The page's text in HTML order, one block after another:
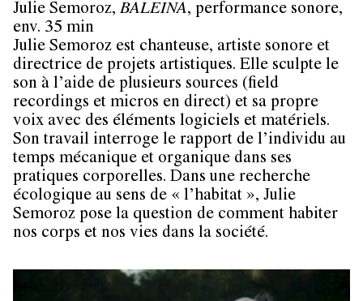
Julie Semoroz, BALEINA, performance sonore,
env. 35 min
Julie Semoroz est chanteuse, artiste sonore et
directrice de projets artistiques. Elle sculpte le
son à l’aide de plusieurs sources (field
recordings et micros en direct) et sa propre
voix avec des éléments logiciels et matériels.
Son travail interroge le rapport de l’individu au
temps mécanique et organique dans ses
pratiques corporelles. Dans une recherche
écologique au sens de « l’habitat », Julie
Semoroz pose la question de comment habiter
nos corps et nos vies dans la société.